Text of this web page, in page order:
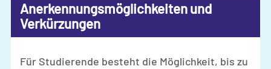
Anerkennungsmöglichkeiten und
Verkürzungen
Für Studierende besteht die Möglichkeit, bis zu